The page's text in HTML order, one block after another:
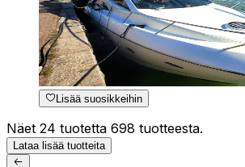
Lisää suosikkeihin
Näet 24 tuotetta 698 tuotteesta.
Lataa lisää tuotteita